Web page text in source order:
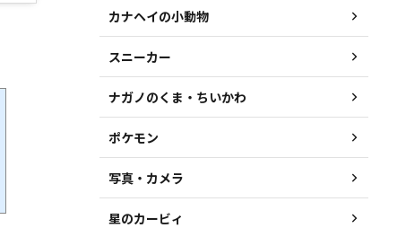
カナヘイの小動物
スニーカー
ナガノのくま・ちいかわ
ポケモン
写真・カメラ
星のカービィ